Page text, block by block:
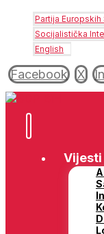
Partija Europskih
Socijalistička
English
Facebook X
Vijesti